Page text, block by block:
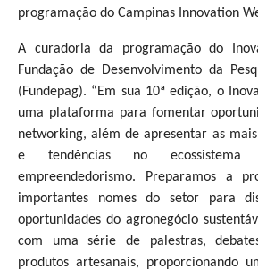
programação do Campinas Innovation
A curadoria da programação do
Fundação de Desenvolvimento da
(Fundepag). “Em sua 10ª edição, o
uma plataforma para fomentar
networking, além de apresentar as
e tendências no
empreendedorismo. Preparamos a
importantes nomes do setor para
oportunidades do agronegócio
com uma série de palestras,
produtos artesanais, proporcionando